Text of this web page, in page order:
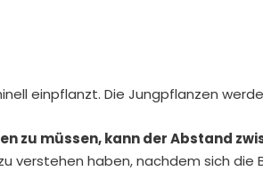
einpflanzt. Die Jungpflanzen
zu müssen, kann der Abstand
verstehen haben, nachdem sich